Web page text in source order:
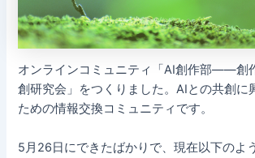
オンラインコミュニティ「AI創作部——創
創研究会」をつくりました。AIとの共創に
ための情報交換コミュニティです。
5月26日にできたばかりで、現在以下のよ